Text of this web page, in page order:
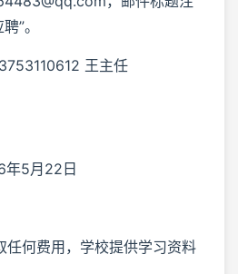
”。
王主任
年5月22日
任何费用，学校提供学习资料